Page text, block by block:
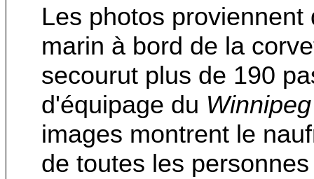
Les photos
marin à bord de la
secourut plus de 190
d'équipage du
images montrent le
de toutes les